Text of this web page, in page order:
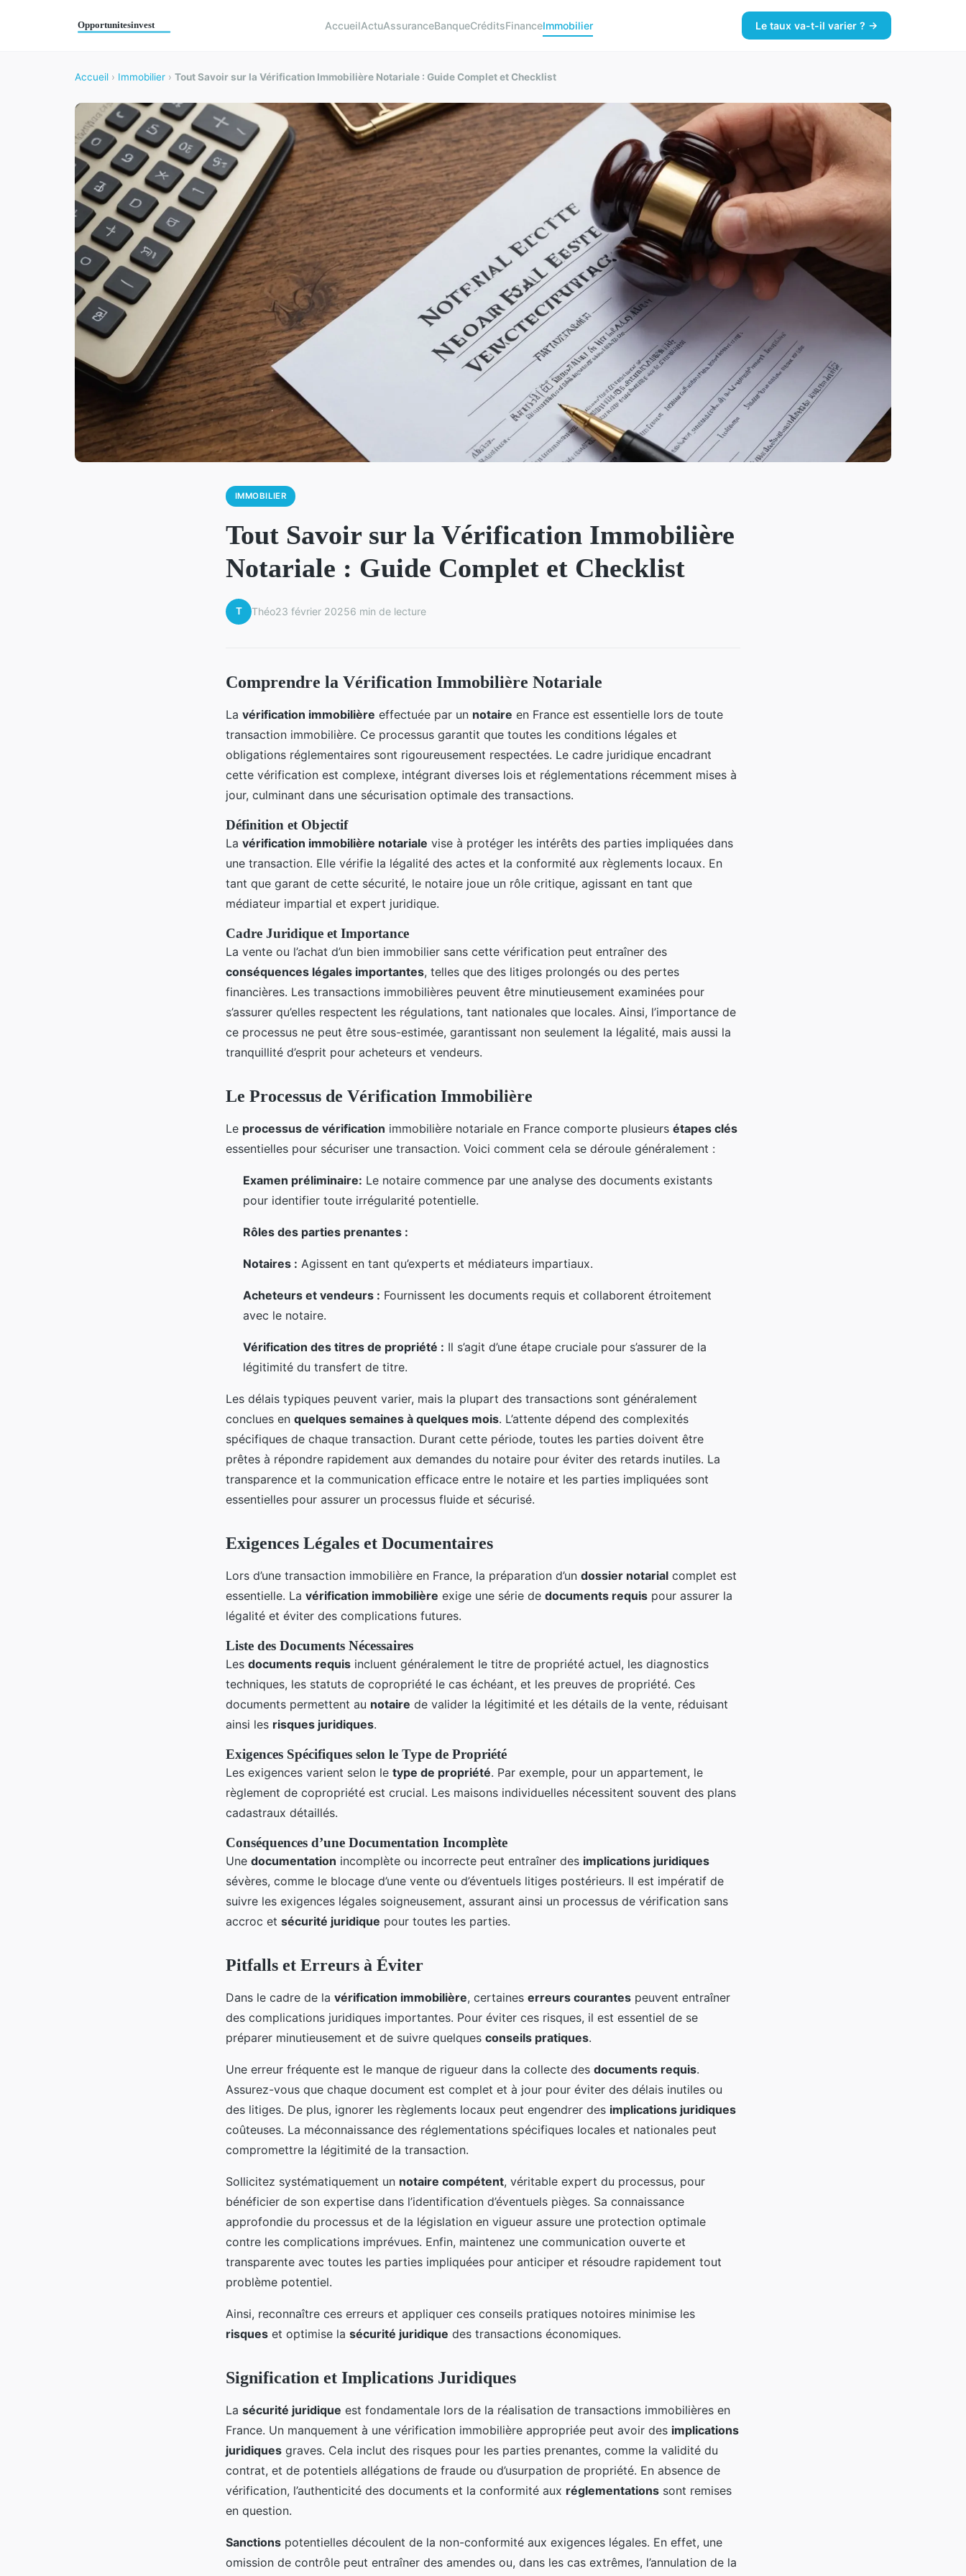
AccueilActuAssuranceBanqueCréditsFinanceImmobilier Le taux va-t-il varier ? →
Accueil › Immobilier › Tout Savoir sur la Vérification Immobilière Notariale : Guide Complet et Checklist
IMMOBILIER
Tout Savoir sur la Vérification Immobilière
Notariale : Guide Complet et Checklist
T Théo23 février 20256 min de lecture
Comprendre la Vérification Immobilière Notariale
La vérification immobilière effectuée par un notaire en France est essentielle lors de toute
transaction immobilière. Ce processus garantit que toutes les conditions légales et
obligations réglementaires sont rigoureusement respectées. Le cadre juridique encadrant
cette vérification est complexe, intégrant diverses lois et réglementations récemment mises à
jour, culminant dans une sécurisation optimale des transactions.
Définition et Objectif
La vérification immobilière notariale vise à protéger les intérêts des parties impliquées dans
une transaction. Elle vérifie la légalité des actes et la conformité aux règlements locaux. En
tant que garant de cette sécurité, le notaire joue un rôle critique, agissant en tant que
médiateur impartial et expert juridique.
Cadre Juridique et Importance
La vente ou l’achat d’un bien immobilier sans cette vérification peut entraîner des
conséquences légales importantes, telles que des litiges prolongés ou des pertes
financières. Les transactions immobilières peuvent être minutieusement examinées pour
s’assurer qu’elles respectent les régulations, tant nationales que locales. Ainsi, l’importance de
ce processus ne peut être sous-estimée, garantissant non seulement la légalité, mais aussi la
tranquillité d’esprit pour acheteurs et vendeurs.
Le Processus de Vérification Immobilière
Le processus de vérification immobilière notariale en France comporte plusieurs étapes clés
essentielles pour sécuriser une transaction. Voici comment cela se déroule généralement :
Examen préliminaire: Le notaire commence par une analyse des documents existants
pour identifier toute irrégularité potentielle.
Rôles des parties prenantes :
Notaires : Agissent en tant qu’experts et médiateurs impartiaux.
Acheteurs et vendeurs : Fournissent les documents requis et collaborent étroitement
avec le notaire.
Vérification des titres de propriété : Il s’agit d’une étape cruciale pour s’assurer de la
légitimité du transfert de titre.
Les délais typiques peuvent varier, mais la plupart des transactions sont généralement
conclues en quelques semaines à quelques mois. L’attente dépend des complexités
spécifiques de chaque transaction. Durant cette période, toutes les parties doivent être
prêtes à répondre rapidement aux demandes du notaire pour éviter des retards inutiles. La
transparence et la communication efficace entre le notaire et les parties impliquées sont
essentielles pour assurer un processus fluide et sécurisé.
Exigences Légales et Documentaires
Lors d’une transaction immobilière en France, la préparation d’un dossier notarial complet est
essentielle. La vérification immobilière exige une série de documents requis pour assurer la
légalité et éviter des complications futures.
Liste des Documents Nécessaires
Les documents requis incluent généralement le titre de propriété actuel, les diagnostics
techniques, les statuts de copropriété le cas échéant, et les preuves de propriété. Ces
documents permettent au notaire de valider la légitimité et les détails de la vente, réduisant
ainsi les risques juridiques.
Exigences Spécifiques selon le Type de Propriété
Les exigences varient selon le type de propriété. Par exemple, pour un appartement, le
règlement de copropriété est crucial. Les maisons individuelles nécessitent souvent des plans
cadastraux détaillés.
Conséquences d’une Documentation Incomplète
Une documentation incomplète ou incorrecte peut entraîner des implications juridiques
sévères, comme le blocage d’une vente ou d’éventuels litiges postérieurs. Il est impératif de
suivre les exigences légales soigneusement, assurant ainsi un processus de vérification sans
accroc et sécurité juridique pour toutes les parties.
Pitfalls et Erreurs à Éviter
Dans le cadre de la vérification immobilière, certaines erreurs courantes peuvent entraîner
des complications juridiques importantes. Pour éviter ces risques, il est essentiel de se
préparer minutieusement et de suivre quelques conseils pratiques.
Une erreur fréquente est le manque de rigueur dans la collecte des documents requis.
Assurez-vous que chaque document est complet et à jour pour éviter des délais inutiles ou
des litiges. De plus, ignorer les règlements locaux peut engendrer des implications juridiques
coûteuses. La méconnaissance des réglementations spécifiques locales et nationales peut
compromettre la légitimité de la transaction.
Sollicitez systématiquement un notaire compétent, véritable expert du processus, pour
bénéficier de son expertise dans l’identification d’éventuels pièges. Sa connaissance
approfondie du processus et de la législation en vigueur assure une protection optimale
contre les complications imprévues. Enfin, maintenez une communication ouverte et
transparente avec toutes les parties impliquées pour anticiper et résoudre rapidement tout
problème potentiel.
Ainsi, reconnaître ces erreurs et appliquer ces conseils pratiques notoires minimise les
risques et optimise la sécurité juridique des transactions économiques.
Signification et Implications Juridiques
La sécurité juridique est fondamentale lors de la réalisation de transactions immobilières en
France. Un manquement à une vérification immobilière appropriée peut avoir des implications
juridiques graves. Cela inclut des risques pour les parties prenantes, comme la validité du
contrat, et de potentiels allégations de fraude ou d’usurpation de propriété. En absence de
vérification, l’authenticité des documents et la conformité aux réglementations sont remises
en question.
Sanctions potentielles découlent de la non-conformité aux exigences légales. En effet, une
omission de contrôle peut entraîner des amendes ou, dans les cas extrêmes, l’annulation de la